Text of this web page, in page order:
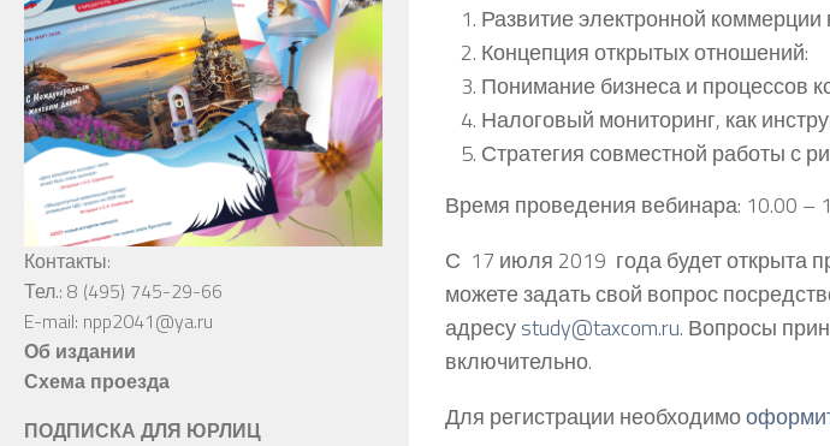
Развитие электронной
Концепция открытых отношений:
Понимание бизнеса и процессов
Налоговый мониторинг, как
Стратегия совместной работы с
Время проведения вебинара: 10.00 –
С 17 июля 2019 года будет открыта
можете задать свой вопрос
адресуstudy@taxcom.ru. Вопросы
включительно.
Для регистрации необходимо
Контакты:
Тел.: 8 (495) 745-29-66
E-mail: npp2041@ya.ru
Об издании
Схема проезда
ПОДПИСКА ДЛЯ ЮРЛИЦ